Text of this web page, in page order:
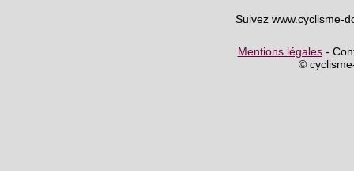
Suivez www.cyclisme-
Mentions légales-
©